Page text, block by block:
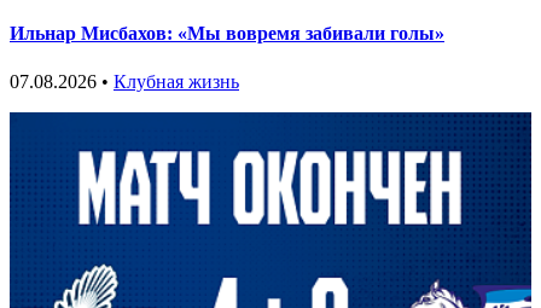
Ильнар Мисбахов: «Мы вовремя забивали голы»
07.08.2026 • Клубная жизнь